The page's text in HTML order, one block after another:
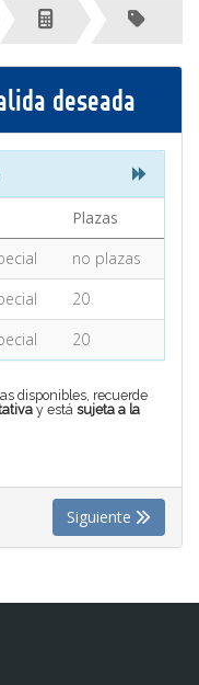
deseada
Plazas
no plazas
20
20
disponibles, recuerde
y está sujeta a la
Siguiente